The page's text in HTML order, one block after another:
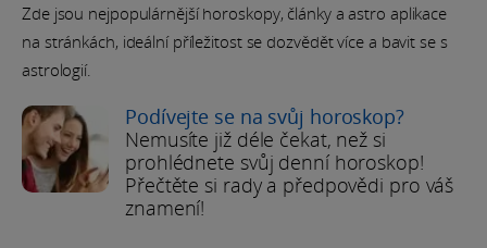
Zde jsou nejpopulárnější horoskopy, články a astro aplikace
na stránkách, ideální příležitost se dozvědět více a bavit se s
astrologií.
Podívejte se na svůj horoskop?
Nemusíte již déle čekat, než si
prohlédnete svůj denní horoskop!
Přečtěte si rady a předpovědi pro váš
znamení!